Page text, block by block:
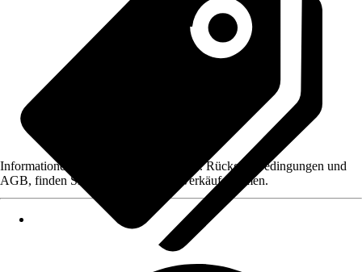
Informationen des Verkäufers, wie z. B. Rückgabebedingungen und
AGB, finden Sie bei Klick auf den Verkäufernamen.